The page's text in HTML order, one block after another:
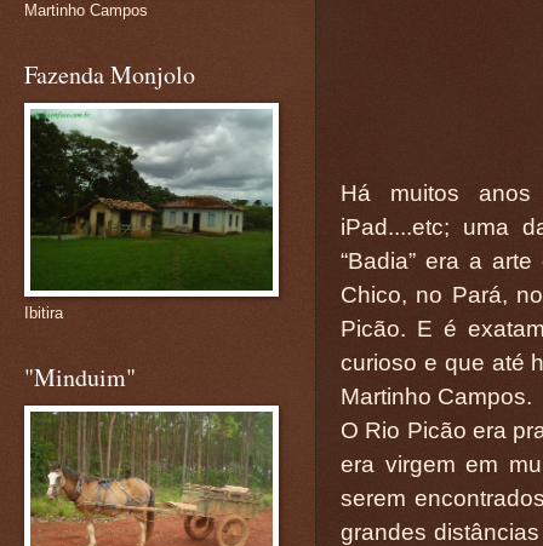
Há muitos anos
iPad....etc; uma
“Badia” era a
Chico, no Pará,
Picão. E é
curioso e que até
Martinho Campos.
O Rio Picão era
era virgem em
serem
grandes
Martinho Campos
Fazenda Monjolo
Ibitira
"Minduim"